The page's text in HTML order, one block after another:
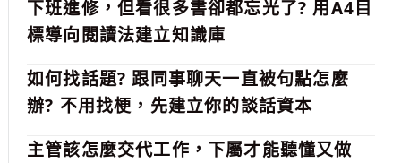
下班進修，但看很多書卻都忘光了? 用A4目
標導向閱讀法建立知識庫
如何找話題? 跟同事聊天一直被句點怎麼
辦? 不用找梗，先建立你的談話資本
主管該怎麼交代工作，下屬才能聽懂又做